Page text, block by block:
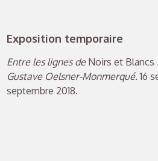
Exposition temporaire
Entre les lignes deNoirs et Blancs
Gustave Oelsner-Monmerqué.16
septembre 2018.